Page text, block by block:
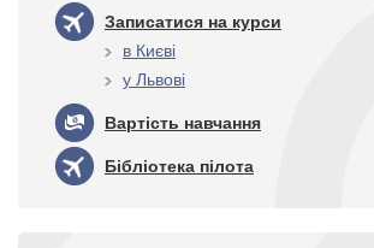
Записатися на курси
в Києві
у Львові
Вартість навчання
Бібліотека пілота